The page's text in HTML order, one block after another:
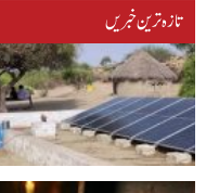
تازہ ترین خبریں